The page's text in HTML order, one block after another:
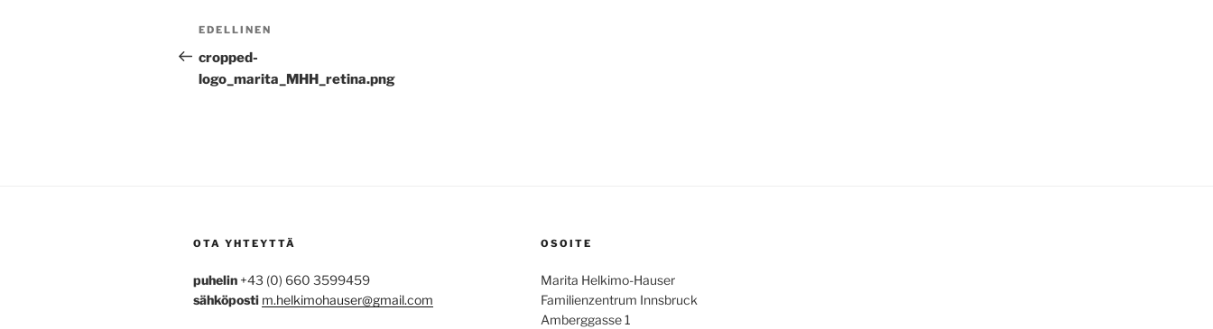
Artikkelien
selaus
Edellinen
artikkeli
EDELLINEN
cropped-
logo_marita_MHH_retina.png
OTA YHTEYTTÄ
puhelin +43 (0) 660 3599459
sähköposti m.helkimohauser@gmail.com
OSOITE
Marita Helkimo-Hauser
Familienzentrum Innsbruck
Amberggasse 1